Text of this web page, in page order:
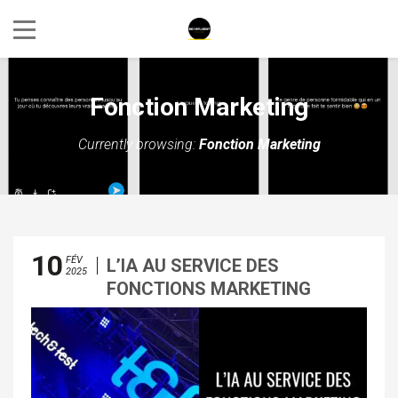
Fonction Marketing
Currently browsing: Fonction Marketing
10 FÉV
2025
L’IA AU SERVICE DES
FONCTIONS MARKETING